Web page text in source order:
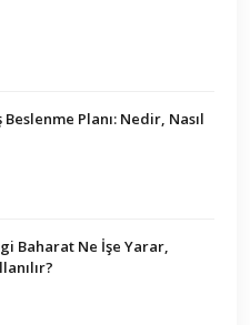
Planı: Nedir, Nasıl
Baharat Ne İşe Yarar,